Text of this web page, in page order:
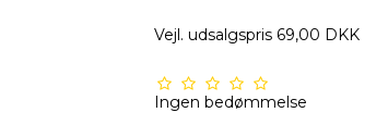
Vejl. udsalgspris 69,00 DKK
Ingen bedømmelse